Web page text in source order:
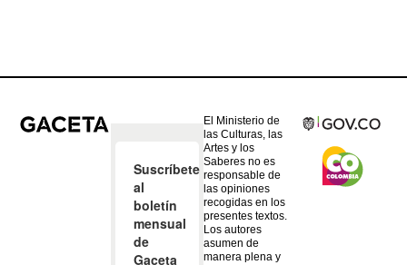
El Ministerio de
las Culturas, las
Artes y los
Saberes no es
responsable de
las opiniones
recogidas en los
presentes textos.
Los autores
asumen de
manera plena y